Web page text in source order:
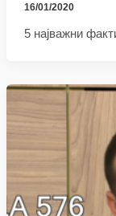
16/01/2020
5 најважни